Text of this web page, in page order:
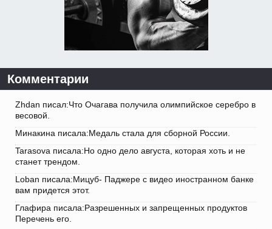
Комментарии
Zhdan писал:Что Очагава получила олимпийское серебро в
весовой.
Минакина писала:Медаль стала для сборной России.
Tarasova писала:Но одно дело августа, которая хоть и не
станет трендом.
Loban писала:Мицуб- Паджере с видео иностранном банке
вам придется этот.
Глафира писала:Разрешенных и запрещенных продуктов
Перечень его.